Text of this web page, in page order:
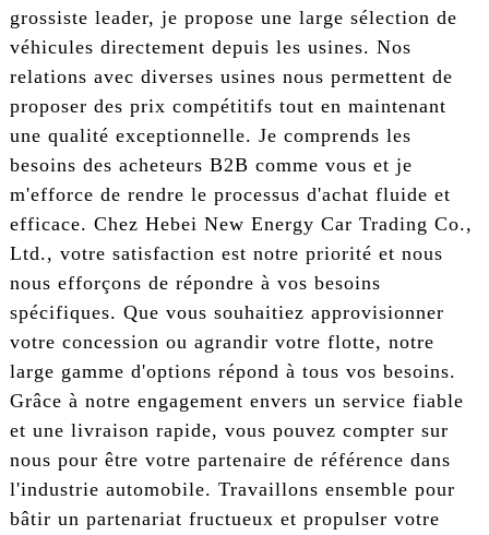
grossiste leader, je propose une large sélection de
véhicules directement depuis les usines. Nos
relations avec diverses usines nous permettent de
proposer des prix compétitifs tout en maintenant
une qualité exceptionnelle. Je comprends les
besoins des acheteurs B2B comme vous et je
m'efforce de rendre le processus d'achat fluide et
efficace. Chez Hebei New Energy Car Trading Co.,
Ltd., votre satisfaction est notre priorité et nous
nous efforçons de répondre à vos besoins
spécifiques. Que vous souhaitiez approvisionner
votre concession ou agrandir votre flotte, notre
large gamme d'options répond à tous vos besoins.
Grâce à notre engagement envers un service fiable
et une livraison rapide, vous pouvez compter sur
nous pour être votre partenaire de référence dans
l'industrie automobile. Travaillons ensemble pour
bâtir un partenariat fructueux et propulser votre